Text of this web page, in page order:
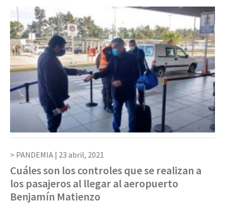
PANDEMIA | 23 abril, 2021
Cuáles son los controles que se realizan a
los pasajeros al llegar al aeropuerto
Benjamín Matienzo